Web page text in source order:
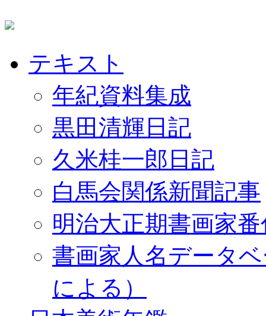
テキスト
年紀資料集成
黒田清輝日記
久米桂一郎日記
白馬会関係新聞記事
明治大正期書画家
書画家人名データ
による）